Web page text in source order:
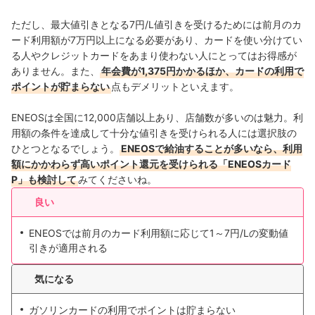
ただし、最大値引きとなる7円/L値引きを受けるためには前月のカ
ード利用額が7万円以上になる必要があり、カードを使い分けてい
る人やクレジットカードをあまり使わない人にとってはお得感が
ありません。また、
年会費が1,375円かかるほか、カードの利用で
ポイントが貯まらない 点もデメリットといえます。
ENEOSは全国に12,000店舗以上あり、店舗数が多いのは魅力。利
用額の条件を達成して十分な値引きを受けられる人には選択肢の
ひとつとなるでしょう。
ENEOSで給油することが多いなら、利用
額にかかわらず高いポイント還元を受けられる「ENEOSカード
P」も検討してみてくださいね。
良い
ENEOSでは前月のカード利用額に応じて1～7円/Lの変動値
引きが適用される
気になる
ガソリンカードの利用でポイントは貯まらない